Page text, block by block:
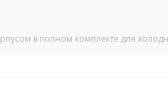
в полном комплекте для